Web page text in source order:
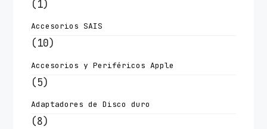
(1)
Accesorios SAIS
(10)
Accesorios y Periféricos Apple
(5)
Adaptadores de Disco duro
(8)